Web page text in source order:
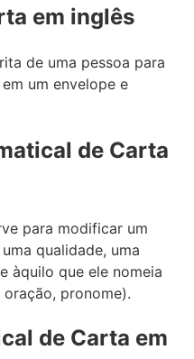
em inglês
de uma pessoa para
um envelope e
de Carta
para modificar um
qualidade, uma
àquilo que ele nomeia
pronome).
de Carta em